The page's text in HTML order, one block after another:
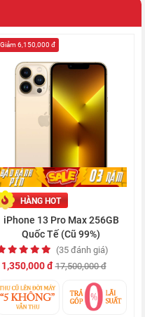
được trang bị chuẩn chống
sử dụng thiết bị dưới trời
camera Pro mới
HÀNG HOT
iPhone 13 Pro Max 256GB
Quốc Tế (Cũ 99%)
(35 đánh giá)
đ 17,500,000 đ
Giảm 6,150,000 đ